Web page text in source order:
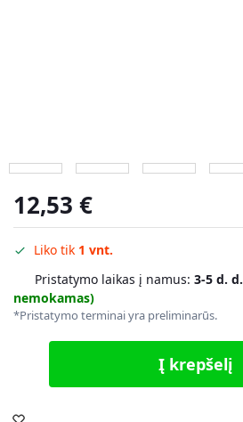
12,53 €
Liko tik 1 vnt.
Pristatymo laikas į namus: 3-5 d. d.
nemokamas)
*Pristatymo terminai yra preliminarūs.
Į krepšelį